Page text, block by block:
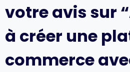
pratique,
étape
par
étape
votre avis sur
à créer une
commerce